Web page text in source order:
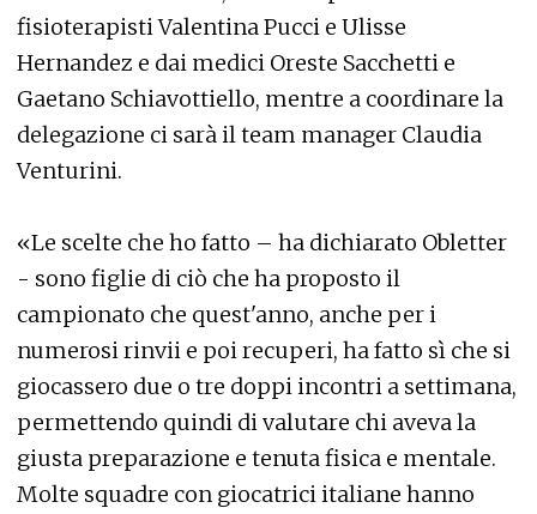
fisioterapisti Valentina Pucci e Ulisse
Hernandez e dai medici Oreste Sacchetti e
Gaetano Schiavottiello, mentre a coordinare la
delegazione ci sarà il team manager Claudia
Venturini.
«Le scelte che ho fatto – ha dichiarato Obletter
- sono figlie di ciò che ha proposto il
campionato che quest'anno, anche per i
numerosi rinvii e poi recuperi, ha fatto sì che si
giocassero due o tre doppi incontri a settimana,
permettendo quindi di valutare chi aveva la
giusta preparazione e tenuta fisica e mentale.
Molte squadre con giocatrici italiane hanno